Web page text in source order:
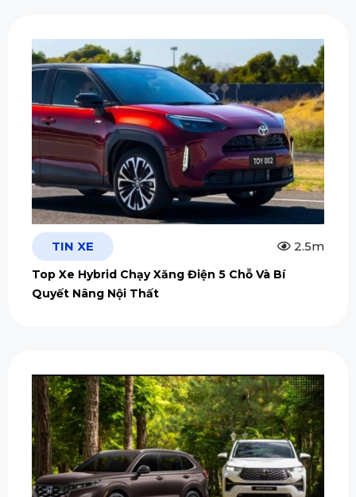
TIN XE 2.5m
Top Xe Hybrid Chạy Xăng Điện 5 Chỗ Và Bí
Quyết Nâng Nội Thất